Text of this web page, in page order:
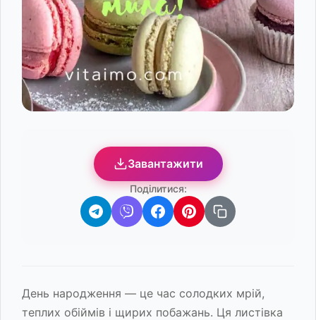
Завантажити
Поділитися:
День народження — це час солодких мрій,
теплих обіймів і щирих побажань. Ця листівка